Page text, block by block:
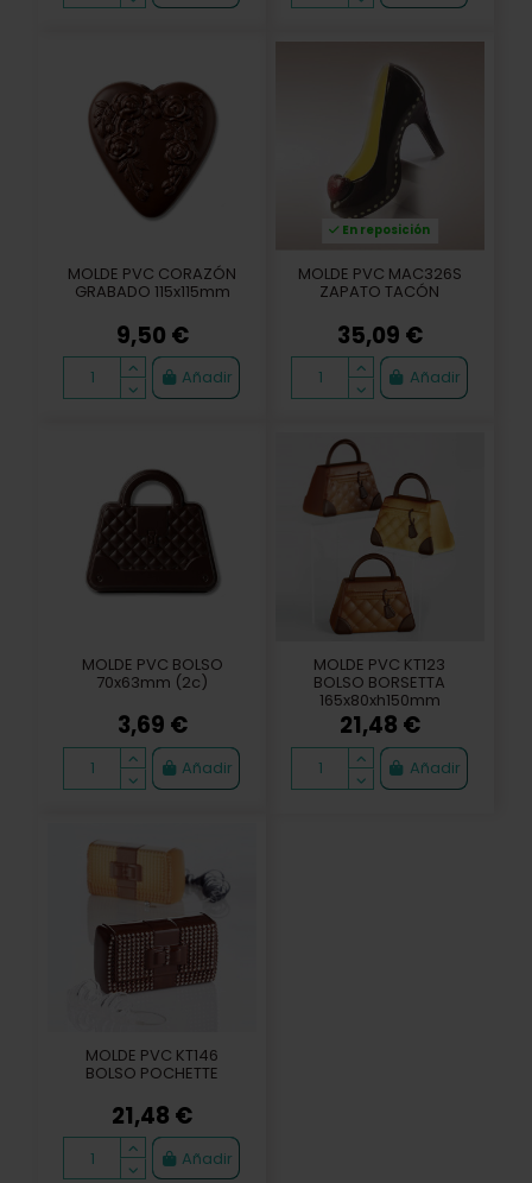
MOLDE PVC CORAZÓN
GRABADO 115x115mm
9,50 €
Añadir
En reposición
MOLDE PVC MAC326S
ZAPATO TACÓN
35,09 €
Añadir
MOLDE PVC BOLSO
70x63mm (2c)
3,69 €
Añadir
MOLDE PVC KT123
BOLSO BORSETTA
165x80xh150mm
21,48 €
Añadir
MOLDE PVC KT146
BOLSO POCHETTE
21,48 €
Añadir